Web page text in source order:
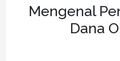
e
Mengenal
Dana